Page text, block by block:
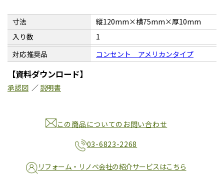
寸法
縦120mm×横75mm×厚10mm
入り数
1
対応推奨品
コンセント アメリカンタイプ
【資料ダウンロード】
承認図 ／ 説明書
この商品についてのお問い合わせ
03-6823-2268
リフォーム・リノベ会社の紹介サービスはこちら